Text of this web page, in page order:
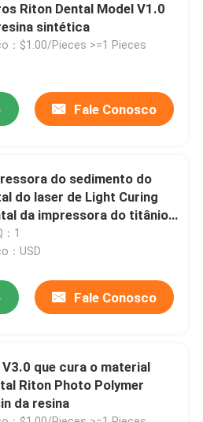
3D do laser
metal 3D
Riton Dental Model V1.0
sintética
：$1.00/Pieces >=1 Pieces
Fale Conosco
do sedimento do
do laser de Light Curing
da impressora do titânio
50μm
：1
：USD
Fale Conosco
V3.0 que cura o material
Riton Photo Polymer
da resina